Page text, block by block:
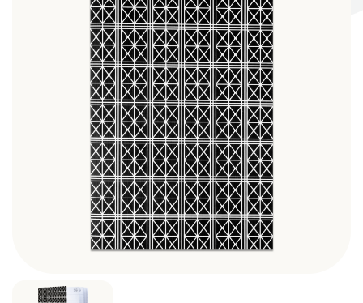
Σκηνογράφοι / Δημιουργοί
Κεντρικό Βιβλιοπωλείο
Πωλητήριο Rex
Πωλητήριο Επίδαυρος
Προτάσεις συνεργασίας
Τρόποι πληρωμής
Αποστολή προϊόντων
Επιστροφές/Αλλαγές
Επικοινωνία